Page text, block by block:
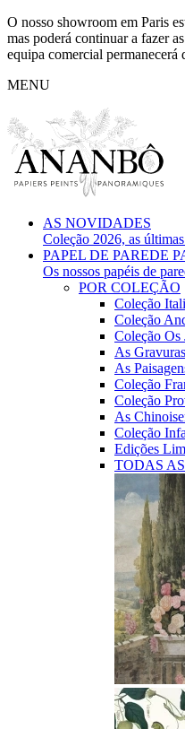
O nosso showroom em Paris
mas poderá continuar a fazer
equipa comercial
MENU
AS NOVIDADES
Coleção 2026, as
PAPEL DE PAREDE
Os nossos papéis de
POR COLEÇÃO
Coleção
Coleção
Coleção Os
As
As
Coleção
Coleção
As
Coleção
Edições
TODAS